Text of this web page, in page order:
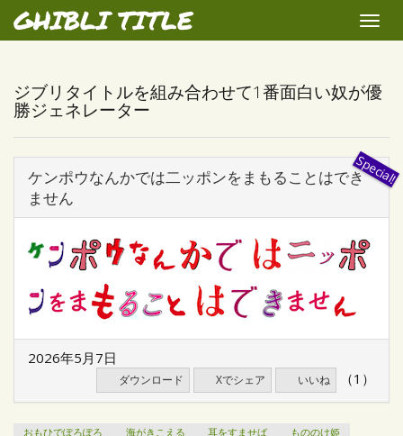
GHIBLI TITLE
Toggle
ジブリタイトルを組み合わせて1番面白い奴が優
勝ジェネレーター
ケンポウなんかでは二ッポンをまもることはでき
ません
2026年5月7日
ダウンロード Xでシェア いいね （1）
おもひでぽろぽろ 海がきこえる 耳をすませば
もののけ姫